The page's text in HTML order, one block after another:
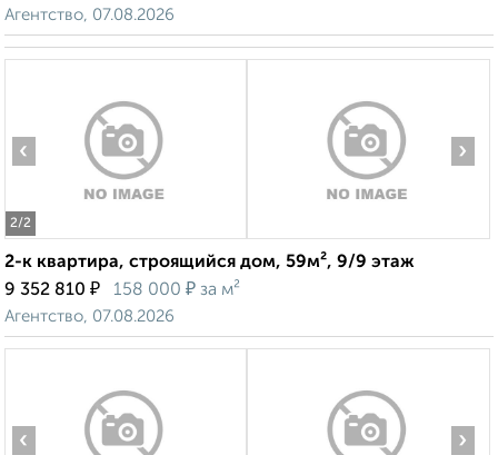
Агентство, 07.08.2026
2/2
‹ ›
2-к квартира, строящийся дом, 59м², 9/9 этаж
9 352 810 ₽ 158 000 ₽ за м²
Агентство, 07.08.2026
‹ ›